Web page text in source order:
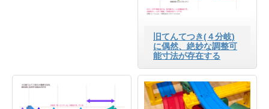
旧てんてつき(４分岐)
に偶然、絶妙な調整可
能寸法が存在する